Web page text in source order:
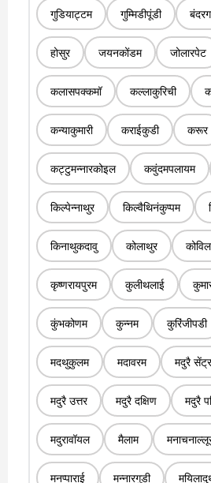
गुडियाट्टम गुम्मिडीपूंडी
होसुर जयनकोंडम जोलारपेट
कलासपक्कमॉ कल्लाकुरिची
कन्याकुमारी कराईकुडी करूर
कट्टुमन्नारकोइल कवुंदमपलायम
किल्पेन्नाथुर किल्वैथिनंकुप्पम
किनाथुकदावु कोलाथुर
कृष्णरायपुरम कुलीथलाई
कुंभकोणम कुन्नम कुरिंजीपडी
मदथुकुलम मदावरम मदुरै
मदुरै उत्तर मदुरै दक्षिण मदुरै
मदुरावॉयल मैलाम
मनप्पाराई मन्नारगुडी